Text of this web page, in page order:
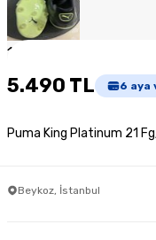
1
5.490 TL 6 aya
Puma King Platinum 21
Beykoz, İstanbul